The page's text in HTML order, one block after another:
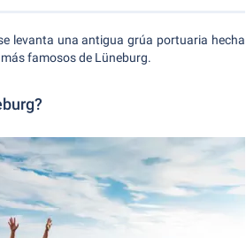
levanta una antigua grúa portuaria hecha
famosos de Lüneburg.